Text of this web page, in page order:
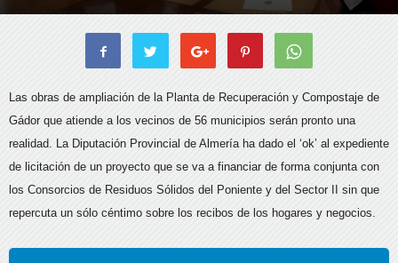
Las obras de ampliación de la Planta de Recuperación y Compostaje de
Gádor que atiende a los vecinos de 56 municipios serán pronto una
realidad. La Diputación Provincial de Almería ha dado el ‘ok’ al expediente
de licitación de un proyecto que se va a financiar de forma conjunta con
los Consorcios de Residuos Sólidos del Poniente y del Sector II sin que
repercuta un sólo céntimo sobre los recibos de los hogares y negocios.